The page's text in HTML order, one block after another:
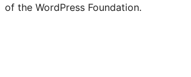
of the WordPress Foundation.